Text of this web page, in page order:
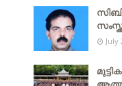
July